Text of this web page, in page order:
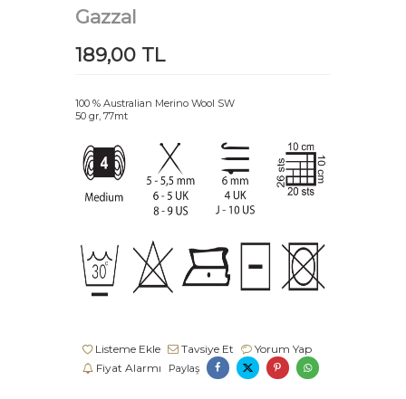
Gazzal
189,00 TL
100 % Australian Merino Wool SW
50 gr, 77mt
Listeme Ekle Tavsiye Et
Yorum Yap
Fiyat Alarmı
Paylaş